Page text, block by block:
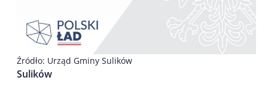
Źródło: Urząd Gminy Sulików
Sulików